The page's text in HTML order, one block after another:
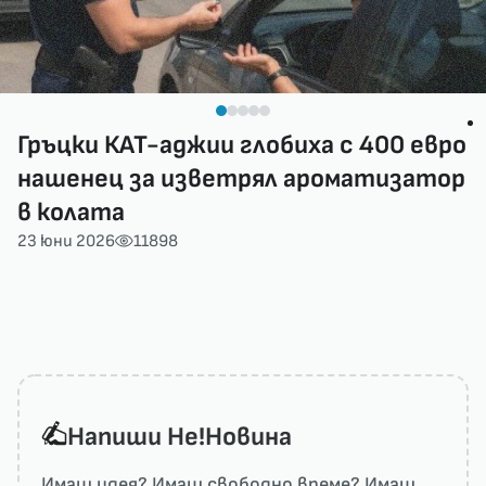
Гръцки КАТ-аджии глобиха с 400 евро
нашенец за изветрял ароматизатор
в колата
23 юни 2026 11898
Напиши He!Новина